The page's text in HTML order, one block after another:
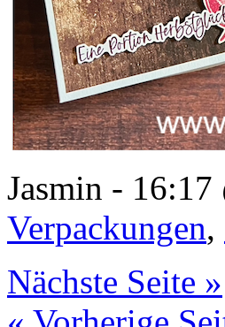
Jasmin - 16:17
Verpackungen,
Nächste Seite »